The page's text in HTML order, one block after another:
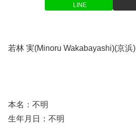
LINE
若林 実(Minoru Wakabayashi)(京浜)
本名：不明
生年月日：不明